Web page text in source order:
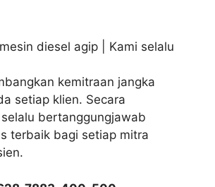
diesel agip | Kami selalu
kemitraan jangka
setiap klien. Secara
bertanggungjawab
terbaik bagi setiap mitra